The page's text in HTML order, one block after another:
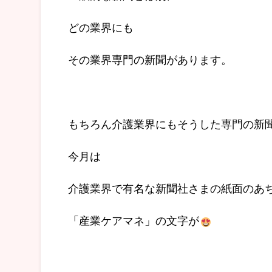
どの業界にも
その業界専門の新聞があります。
もちろん介護業界にもそうした専門の新
今月は
介護業界で有名な新聞社さまの紙面のあ
「産業ケアマネ」の文字が